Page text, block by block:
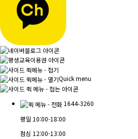
Quick menu
1644-3260
평일 10:00-18:00
점심 12:00-13:00